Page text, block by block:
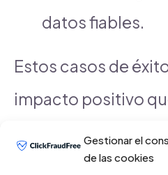
Gestionar el
de las cookies
datos fiables.
Estos casos de
impacto positivo
ClickFraudFree
las inversiones